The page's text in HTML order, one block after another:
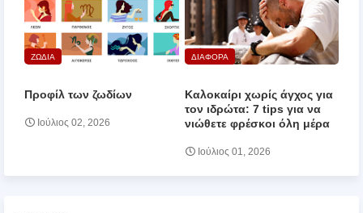
ΖΩΔΙΑ
Προφίλ των ζωδίων
Ιούλιος 02, 2026
ΔΙΑΦΟΡΑ
Καλοκαίρι χωρίς άγχος για
τον ιδρώτα: 7 tips για να
νιώθετε φρέσκοι όλη μέρα
Ιούλιος 01, 2026